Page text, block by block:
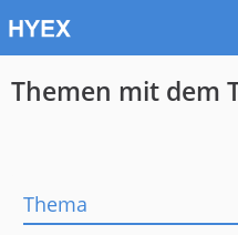
Themen mit dem
Thema